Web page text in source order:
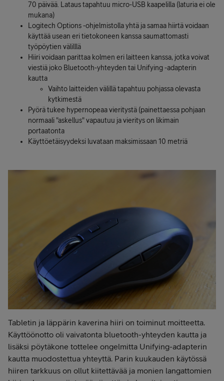
70 päivää. Lataus tapahtuu micro-USB kaapelilla (laturia ei ole
mukana)
Logitech Options -ohjelmistolla yhtä ja samaa hiirtä voidaan
käyttää usean eri tietokoneen kanssa saumattomasti
työpöytien välilllä
Hiiri voidaan parittaa kolmen eri laitteen kanssa, jotka voivat
viestiä joko Bluetooth-yhteyden tai Unifying -adapterin
kautta
Vaihto laitteiden välillä tapahtuu pohjassa olevasta
kytkimestä
Pyörä tukee hypernopeaa vieritystä (painettaessa pohjaan
normaali "askellus" vapautuu ja vieritys on likimain
portaatonta
Käyttöetäisyydeksi luvataan maksimissaan 10 metriä
Tabletin ja läppärin kaverina hiiri on toiminut moitteetta.
Käyttöönotto oli vaivatonta bluetooth-yhteyden kautta ja
lisäksi pöytäkone tottelee ongelmitta Unifying-adapterin
kautta muodostettua yhteyttä. Parin kuukauden käytössä
hiiren tarkkuus on ollut kiitettävää ja monien langattomien